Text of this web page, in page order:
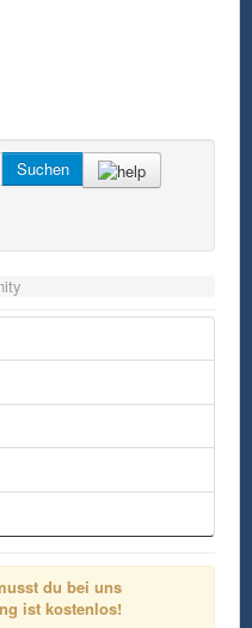
Suchen
du bei uns
ist kostenlos!